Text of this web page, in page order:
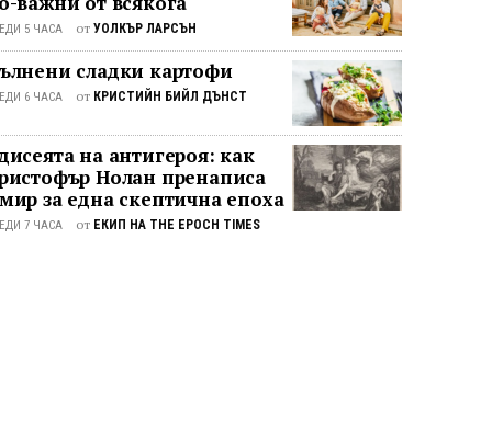
5 ЧАСА от УОЛКЪР ЛАРСЪН
сладки картофи
6 ЧАСА от КРИСТИЙН БИЙЛ ДЪНСТ
на антигероя: как
Нолан пренаписа
за една скептична епоха
7 ЧАСА от ЕКИП НА THE EPOCH TIMES